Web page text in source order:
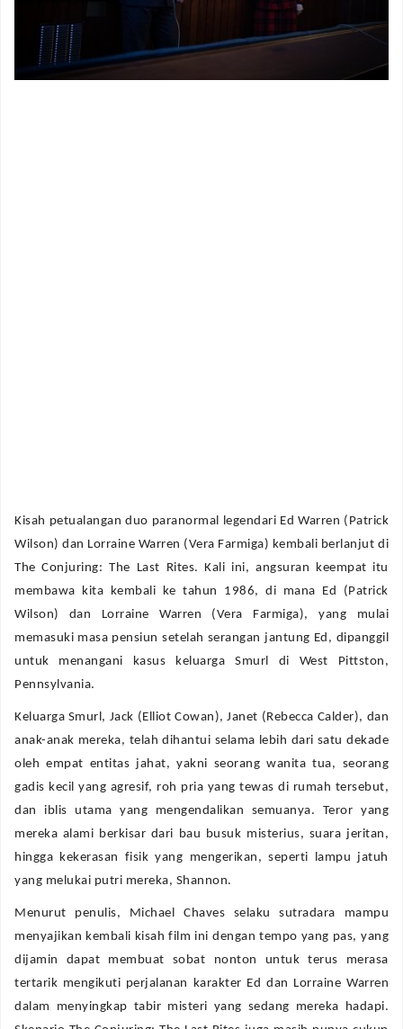
Kisah petualangan duo paranormal legendari Ed Warren (Patrick
Wilson) dan Lorraine Warren (Vera Farmiga) kembali berlanjut di
The Conjuring: The Last Rites. Kali ini, angsuran keempat itu
membawa kita kembali ke tahun 1986, di mana Ed (Patrick
Wilson) dan Lorraine Warren (Vera Farmiga), yang mulai
memasuki masa pensiun setelah serangan jantung Ed, dipanggil
untuk menangani kasus keluarga Smurl di West Pittston,
Pennsylvania.
Keluarga Smurl, Jack (Elliot Cowan), Janet (Rebecca Calder), dan
anak-anak mereka, telah dihantui selama lebih dari satu dekade
oleh empat entitas jahat, yakni seorang wanita tua, seorang
gadis kecil yang agresif, roh pria yang tewas di rumah tersebut,
dan iblis utama yang mengendalikan semuanya. Teror yang
mereka alami berkisar dari bau busuk misterius, suara jeritan,
hingga kekerasan fisik yang mengerikan, seperti lampu jatuh
yang melukai putri mereka, Shannon.
Menurut penulis, Michael Chaves selaku sutradara mampu
menyajikan kembali kisah film ini dengan tempo yang pas, yang
dijamin dapat membuat sobat nonton untuk terus merasa
tertarik mengikuti perjalanan karakter Ed dan Lorraine Warren
dalam menyingkap tabir misteri yang sedang mereka hadapi.